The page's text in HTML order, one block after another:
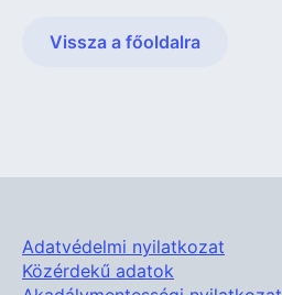
Vissza a főoldalra
Adatvédelmi nyilatkozat
Közérdekű adatok